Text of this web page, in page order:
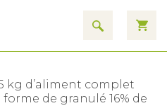
kg d’aliment complet
de granulé 16% de